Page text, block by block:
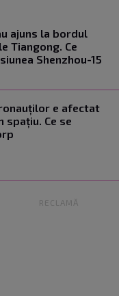
ajuns la bordul
Tiangong. Ce
Shenzhou-15
e afectat
spațiu. Ce se
RECLAMĂ